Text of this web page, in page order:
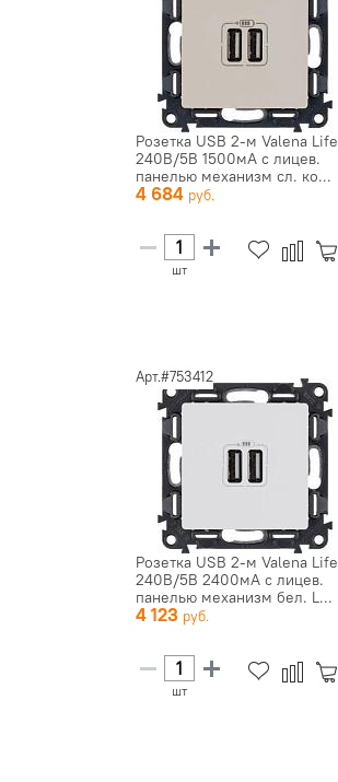
Розетка USB 2-м Valena Life
240В/5В 1500мА с лицев.
панелью механизм сл. ко...
4 684
шт
Арт.#753412
Розетка USB 2-м Valena Life
240В/5В 2400мА с лицев.
панелью механизм бел. L...
4 123
шт